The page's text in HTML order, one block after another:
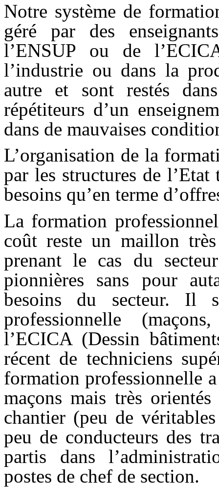
Notre système de
géré par des
l’ENSUP ou de
l’industrie ou dans la
autre et sont restés
répétiteurs d’un
dans de mauvaises
L’organisation de la
par les structures de
besoins qu’en terme
La formation
coût reste un maillon
prenant le cas du
pionnières sans pour
besoins du secteur. Il
professionnelle
l’ECICA (Dessin
récent de techniciens
formation professionnelle
maçons mais très
chantier (peu de
peu de conducteurs des
partis dans
postes de chef de section.